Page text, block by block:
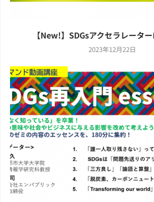
【New!】SDGsアクセラレータ
2023年12月22日